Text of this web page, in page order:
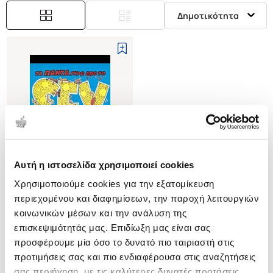
Αυτή η ιστοσελίδα χρησιμοποιεί cookies
Χρησιμοποιούμε cookies για την εξατομίκευση
περιεχομένου και διαφημίσεων, την παροχή λειτουργιών
κοινωνικών μέσων και την ανάλυση της
επισκεψιμότητάς μας. Επιδίωξη μας είναι σας
προσφέρουμε μία όσο το δυνατό πιο ταιριαστή στις
προτιμήσεις σας και πιο ενδιαφέρουσα στις αναζητήσεις
Δημοτικότητα
Εξαντλημένο
(0)
ΤΑ ΠΑΝΤΑ ΓΥΡΩ ΑΠΟ ΤΟ ΣΕΞ
ΣΕ ΚΟΜΙΚ
DEVAULT CHRISTINE
Κωδ. Πολιτείας:3440-0231